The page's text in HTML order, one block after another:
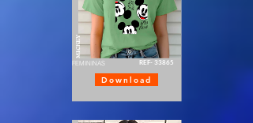
MICKEY
FEMININAS REF- 33865
Download